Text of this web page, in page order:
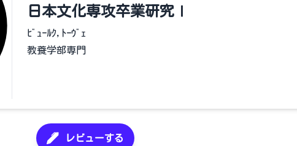
日本文化専攻卒業研究Ⅰ
ﾋﾞｭｰﾙｸ,ﾄｰｳﾞｪ
教養学部専門
レビューする